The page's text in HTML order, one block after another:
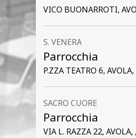
VICO BUONARROTI,
S. VENERA
Parrocchia
P.ZZA TEATRO 6,
SACRO CUORE
Parrocchia
VIA L. RAZZA 22,